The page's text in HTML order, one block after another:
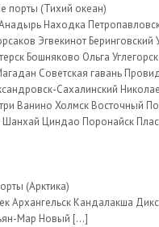
порты (Тихий океан)
Находка
Эгвекинот Беринговский
Бошняково Ольга
Советская гавань
Сахалинский
Ванино Холмск Восточный
Шанхай Циндао Поронайск
(Арктика)
Архангельск Кандалакша
Мар Новый […]